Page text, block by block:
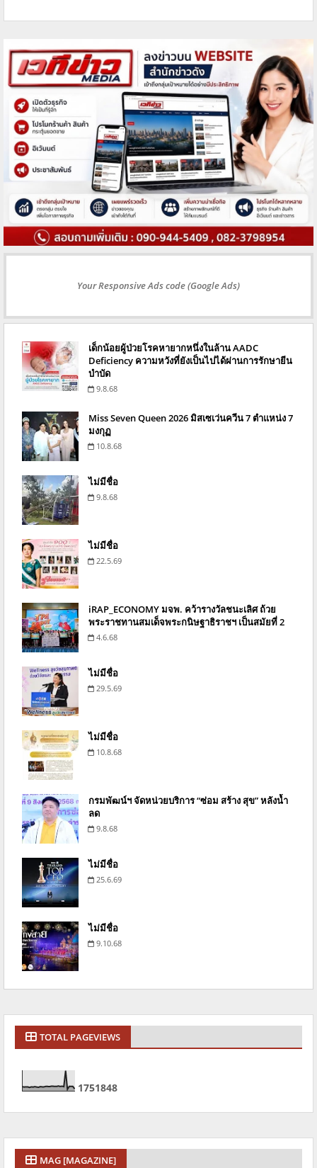
Your Responsive Ads code (Google Ads)
เด็กน้อยผู้ป่วยโรคหายากหนึ่งในล้าน AADC
Deficiency ความหวังที่ยังเป็นไปได้ผ่านการรักษายีน
บำบัด
9.8.68
Miss Seven Queen 2026 มิสเซเว่นควีน 7 ตำแหน่ง 7
มงกุฏ
10.8.68
ไม่มีชื่อ
9.8.68
ไม่มีชื่อ
22.5.69
iRAP_ECONOMY มจพ. คว้ารางวัลชนะเลิศ ถ้วย
พระราชทานสมเด็จพระกนิษฐาธิราชฯ เป็นสมัยที่ 2
4.6.68
ไม่มีชื่อ
29.5.69
ไม่มีชื่อ
10.8.68
กรมพัฒน์ฯ จัดหน่วยบริการ “ซ่อม สร้าง สุข” หลังน้ำ
ลด
9.8.68
ไม่มีชื่อ
25.6.69
ไม่มีชื่อ
9.10.68
TOTAL PAGEVIEWS
1751848
MAG [MAGAZINE]